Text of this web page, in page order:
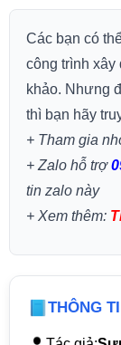
Các bạn có
công trình xây
khảo. Nhưng
thì bạn hãy
+ Tham gia
+ Zalo hỗ trợ
tin zalo này
+ Xem thêm:
THÔNG